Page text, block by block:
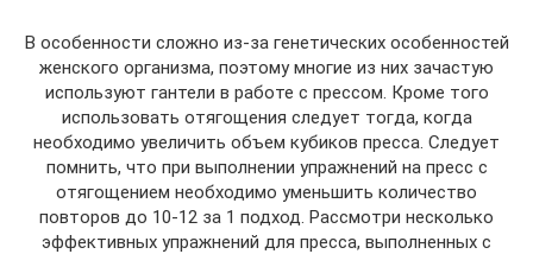
В особенности сложно из-за генетических особенностей
женского организма, поэтому многие из них зачастую
используют гантели в работе с прессом. Кроме того
использовать отягощения следует тогда, когда
необходимо увеличить объем кубиков пресса. Следует
помнить, что при выполнении упражнений на пресс с
отягощением необходимо уменьшить количество
повторов до 10-12 за 1 подход. Рассмотри несколько
эффективных упражнений для пресса, выполненных с